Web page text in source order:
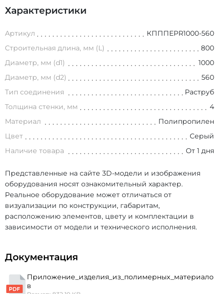
Характеристики
Артикул
КПППEPR1000-560
Строительная длина, мм (L)
800
Диаметр, мм (d1)
1000
Диаметр, мм (d2)
560
Тип соединения
Раструб
Толщина стенки, мм
4
Материал
Полипропилен
Цвет
Серый
Наличие товара
От 1 дня
Представленные на сайте 3D-модели и изображения
оборудования носят ознакомительный характер.
Реальное оборудование может отличаться от
визуализации по конструкции, габаритам,
расположению элементов, цвету и комплектации в
зависимости от модели и технического исполнения.
Документация
Приложение_изделия_из_полимерных_материало
в